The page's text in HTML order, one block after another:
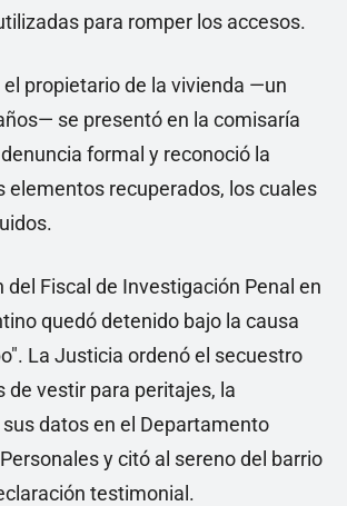
para romper los accesos.
el propietario de la vivienda —un
se presentó en la comisaría
formal y reconoció la
elementos recuperados, los cuales
del Fiscal de Investigación Penal en
quedó detenido bajo la causa
La Justicia ordenó el secuestro
de vestir para peritajes, la
datos en el Departamento
y citó al sereno del barrio
testimonial.